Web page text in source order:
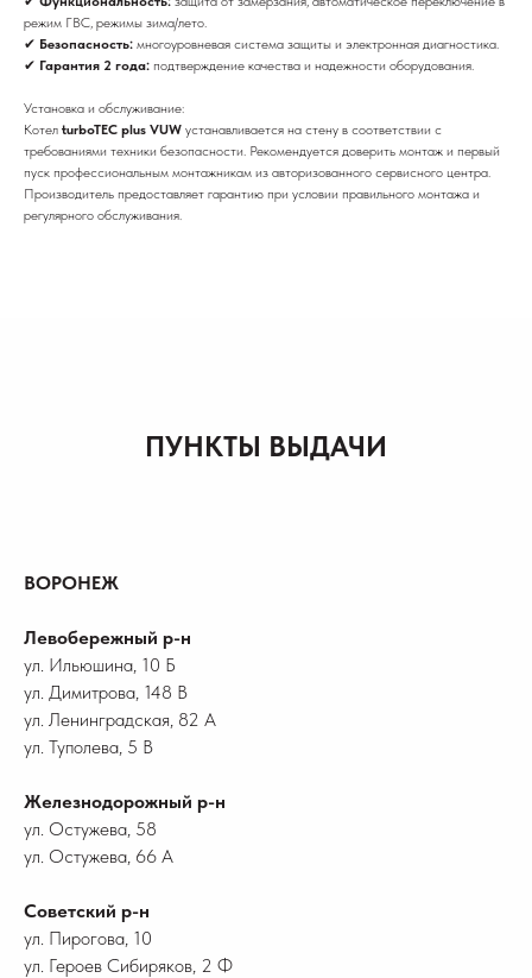
режим ГВС, режимы зима/лето.
✔ Безопасность: многоуровневая система защиты и электронная диагностика.
✔ Гарантия 2 года: подтверждение качества и надежности оборудования.
Установка и обслуживание:
Котел turboTEC plus VUW устанавливается на стену в соответствии с
требованиями техники безопасности. Рекомендуется доверить монтаж и первый
пуск профессиональным монтажникам из авторизованного сервисного центра.
Производитель предоставляет гарантию при условии правильного монтажа и
регулярного обслуживания.
ПУНКТЫ ВЫДАЧИ
ВОРОНЕЖ
Левобережный р-н
ул. Ильюшина, 10 Б
ул. Димитрова, 148 В
ул. Ленинградская, 82 А
ул. Туполева, 5 В
Железнодорожный р-н
ул. Остужева, 58
ул. Остужева, 66 А
Советский р-н
ул. Пирогова, 10
ул. Героев Сибиряков, 2 Ф